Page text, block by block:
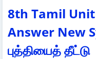
8th Tamil
Answer New
புத்தியைத் தீட்டு